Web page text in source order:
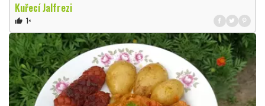
Kuřecí Jalfrezi
thumb_up 1×